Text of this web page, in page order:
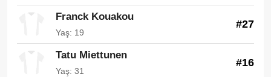
Franck Kouakou
Yaş: 19
#27
Tatu Miettunen
Yaş: 31
#16